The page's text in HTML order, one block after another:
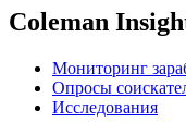
Coleman
Мониторинг
Опросы
Исследования